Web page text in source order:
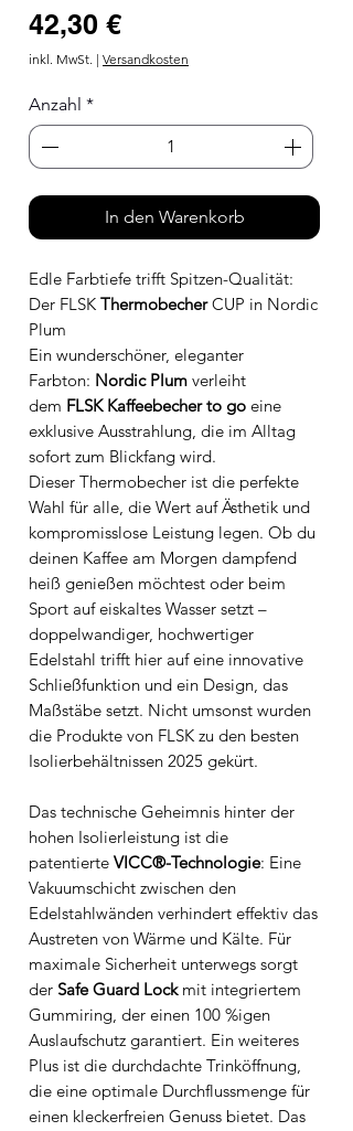
42,30 €Preis
inkl. MwSt. | Versandkosten
Anzahl *
In den Warenkorb
Edle Farbtiefe trifft Spitzen-Qualität:
Der FLSK ThermobecherCUP in Nordic
Plum
Ein wunderschöner, eleganter
Farbton: Nordic Plum verleiht
dem FLSK Kaffeebecher to go eine
exklusive Ausstrahlung, die im Alltag
sofort zum Blickfang wird.
Dieser Thermobecher ist die perfekte
Wahl für alle, die Wert auf Ästhetik und
kompromisslose Leistung legen. Ob du
deinen Kaffee am Morgen dampfend
heiß genießen möchtest oder beim
Sport auf eiskaltes Wasser setzt –
doppelwandiger, hochwertiger
Edelstahl trifft hier auf eine innovative
Schließfunktion und ein Design, das
Maßstäbe setzt. Nicht umsonst wurden
die Produkte von FLSK zu den besten
Isolierbehältnissen 2025 gekürt.
Das technische Geheimnis hinter der
hohen Isolierleistung ist die
patentierte VICC®-Technologie: Eine
Vakuumschicht zwischen den
Edelstahlwänden verhindert effektiv das
Austreten von Wärme und Kälte. Für
maximale Sicherheit unterwegs sorgt
der Safe Guard Lockmit integriertem
Gummiring, der einen 100 %igen
Auslaufschutz garantiert. Ein weiteres
Plus ist die durchdachte Trinköffnung,
die eine optimale Durchflussmenge für
einen kleckerfreien Genuss bietet. Das